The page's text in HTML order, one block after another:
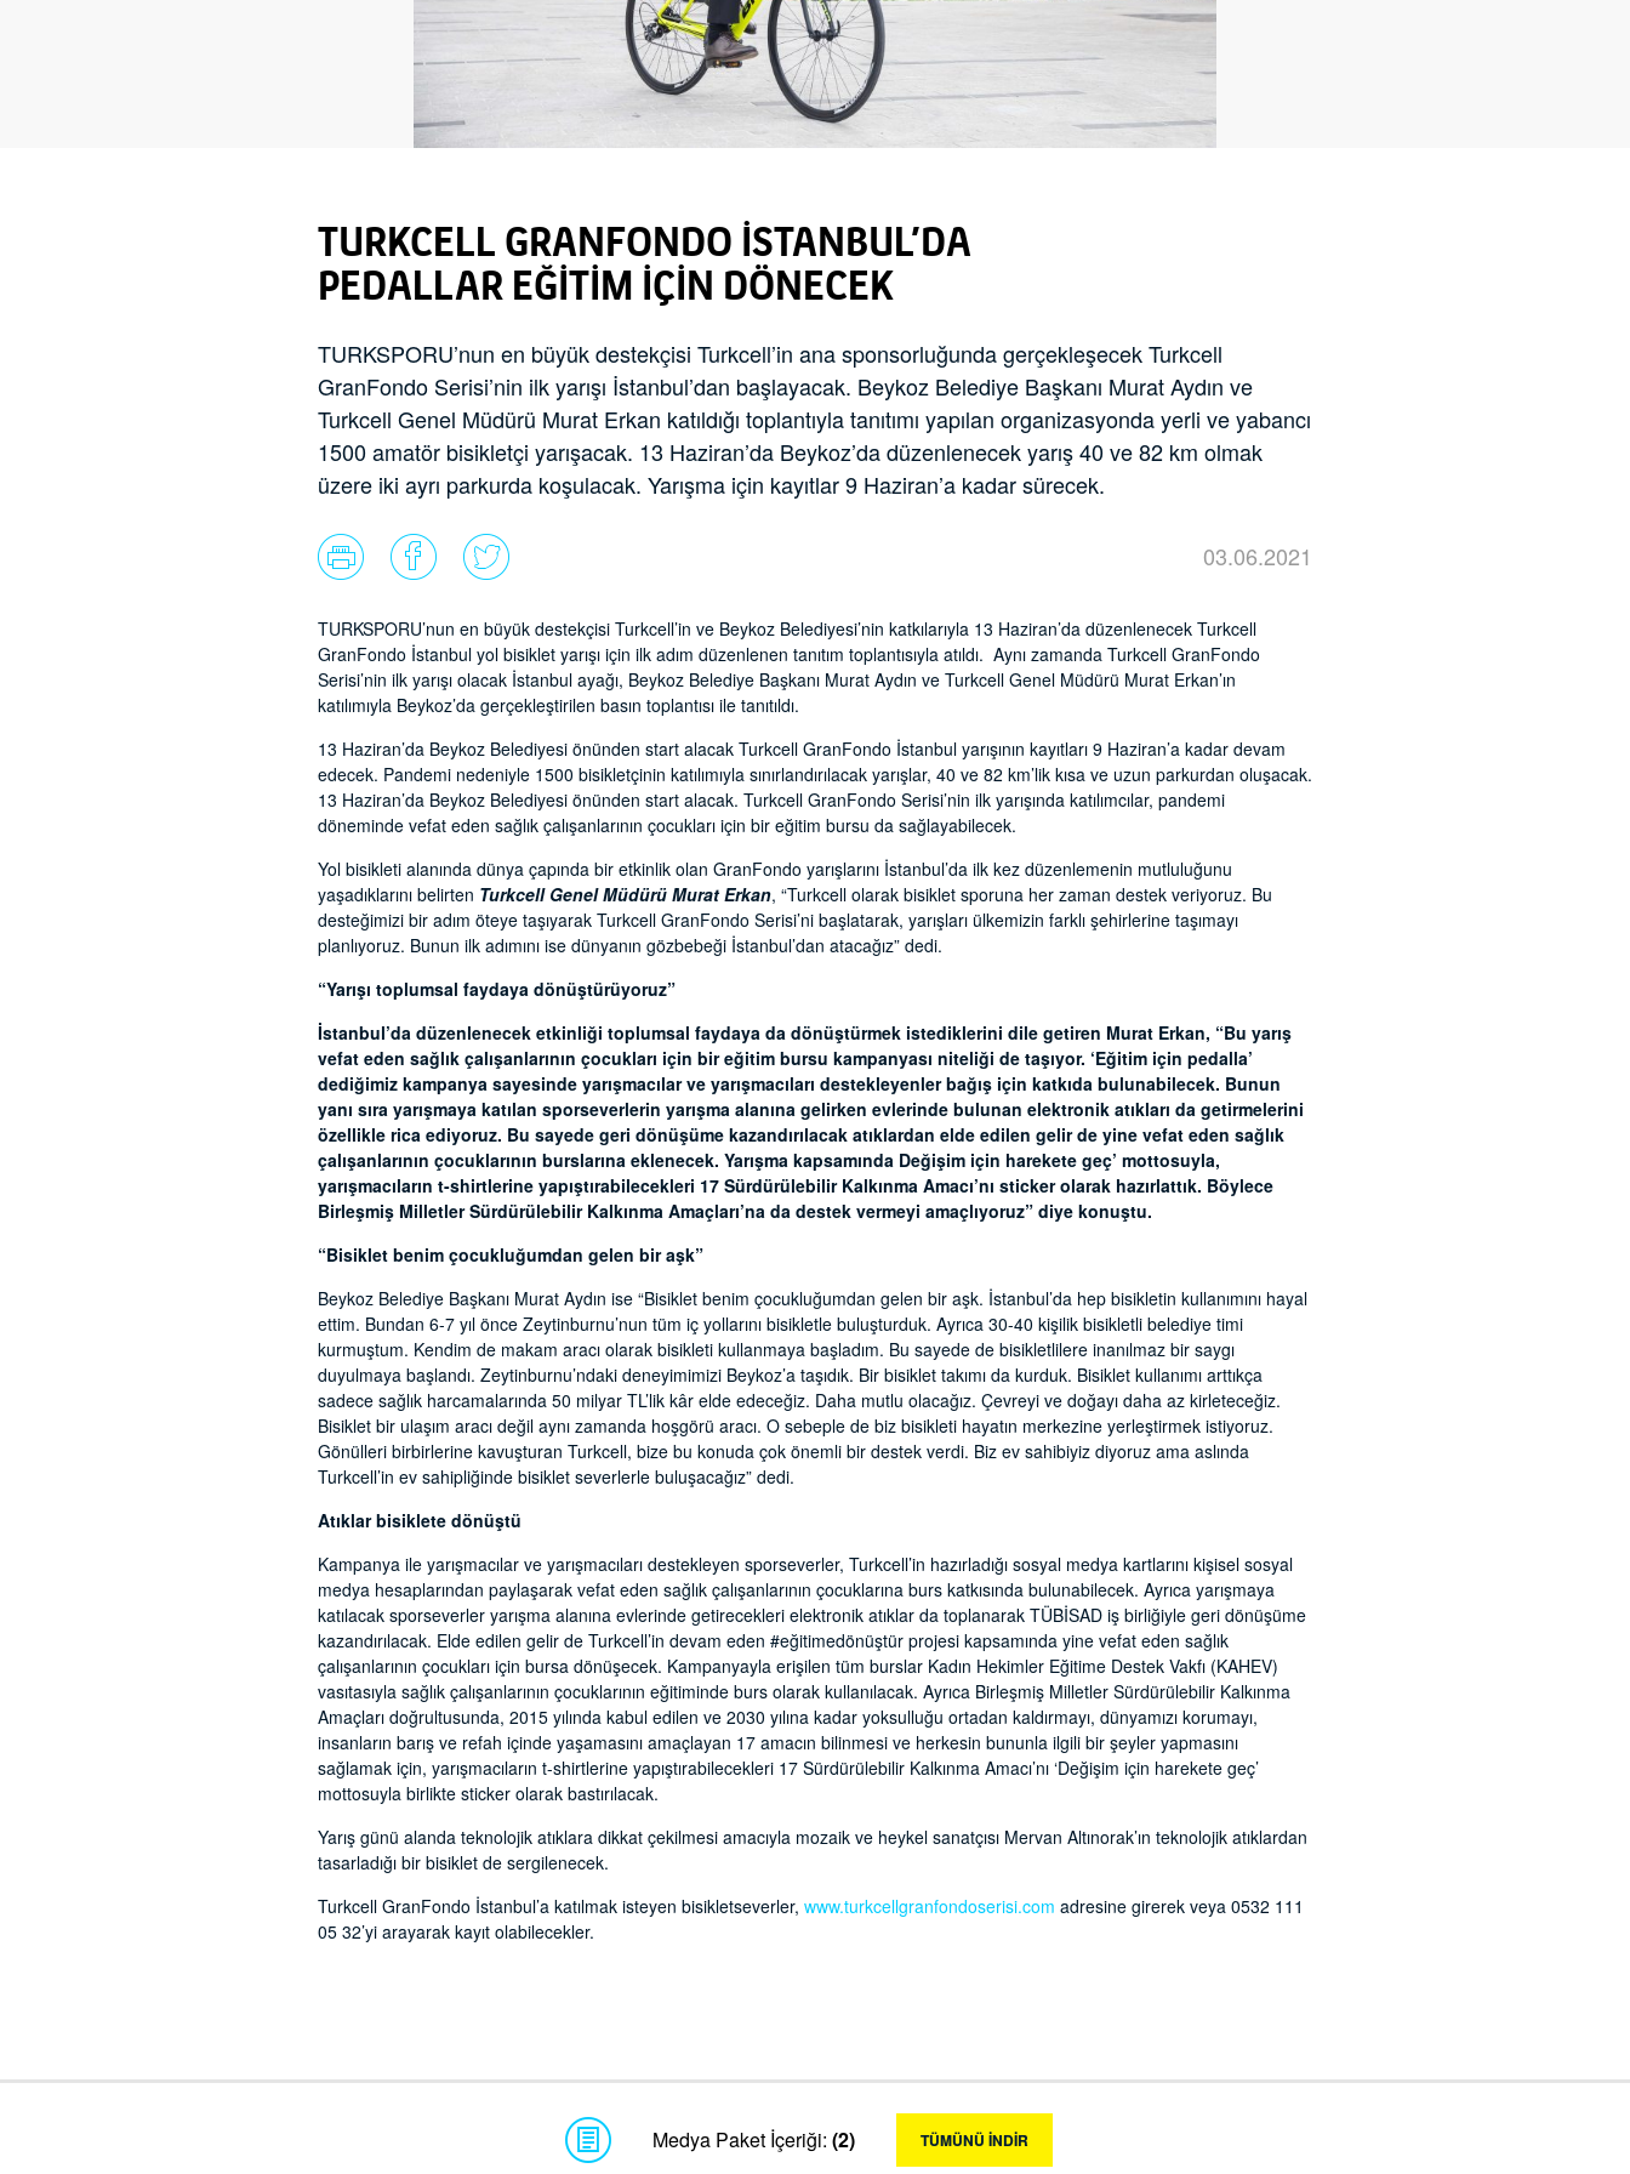
TURKCELL GRANFONDO İSTANBUL’DA
PEDALLAR EĞİTİM İÇİN DÖNECEK
TURKSPORU’nun en büyük destekçisi Turkcell’in ana sponsorluğunda gerçekleşecek Turkcell
GranFondo Serisi’nin ilk yarışı İstanbul’dan başlayacak. Beykoz Belediye Başkanı Murat Aydın ve
Turkcell Genel Müdürü Murat Erkan katıldığı toplantıyla tanıtımı yapılan organizasyonda yerli ve yabancı
1500 amatör bisikletçi yarışacak. 13 Haziran’da Beykoz’da düzenlenecek yarış 40 ve 82 km olmak
üzere iki ayrı parkurda koşulacak. Yarışma için kayıtlar 9 Haziran’a kadar sürecek.
03.06.2021
TURKSPORU’nun en büyük destekçisi Turkcell’in ve Beykoz Belediyesi’nin katkılarıyla 13 Haziran’da düzenlenecek Turkcell
GranFondo İstanbul yol bisiklet yarışı için ilk adım düzenlenen tanıtım toplantısıyla atıldı. Aynı zamanda Turkcell GranFondo
Serisi’nin ilk yarışı olacak İstanbul ayağı, Beykoz Belediye Başkanı Murat Aydın ve Turkcell Genel Müdürü Murat Erkan’ın
katılımıyla Beykoz’da gerçekleştirilen basın toplantısı ile tanıtıldı.
13 Haziran’da Beykoz Belediyesi önünden start alacak Turkcell GranFondo İstanbul yarışının kayıtları 9 Haziran’a kadar devam
edecek. Pandemi nedeniyle 1500 bisikletçinin katılımıyla sınırlandırılacak yarışlar, 40 ve 82 km’lik kısa ve uzun parkurdan oluşacak.
13 Haziran’da Beykoz Belediyesi önünden start alacak. Turkcell GranFondo Serisi’nin ilk yarışında katılımcılar, pandemi
döneminde vefat eden sağlık çalışanlarının çocukları için bir eğitim bursu da sağlayabilecek.
Yol bisikleti alanında dünya çapında bir etkinlik olan GranFondo yarışlarını İstanbul’da ilk kez düzenlemenin mutluluğunu
yaşadıklarını belirten Turkcell Genel Müdürü Murat Erkan, “Turkcell olarak bisiklet sporuna her zaman destek veriyoruz. Bu
desteğimizi bir adım öteye taşıyarak Turkcell GranFondo Serisi’ni başlatarak, yarışları ülkemizin farklı şehirlerine taşımayı
planlıyoruz. Bunun ilk adımını ise dünyanın gözbebeği İstanbul’dan atacağız” dedi.
“Yarışı toplumsal faydaya dönüştürüyoruz”
İstanbul’da düzenlenecek etkinliği toplumsal faydaya da dönüştürmek istediklerini dile getiren Murat Erkan, “Bu yarış
vefat eden sağlık çalışanlarının çocukları için bir eğitim bursu kampanyası niteliği de taşıyor. ‘Eğitim için pedalla’
dediğimiz kampanya sayesinde yarışmacılar ve yarışmacıları destekleyenler bağış için katkıda bulunabilecek. Bunun
yanı sıra yarışmaya katılan sporseverlerin yarışma alanına gelirken evlerinde bulunan elektronik atıkları da getirmelerini
özellikle rica ediyoruz. Bu sayede geri dönüşüme kazandırılacak atıklardan elde edilen gelir de yine vefat eden sağlık
çalışanlarının çocuklarının burslarına eklenecek. Yarışma kapsamında Değişim için harekete geç’ mottosuyla,
yarışmacıların t-shirtlerine yapıştırabilecekleri 17 Sürdürülebilir Kalkınma Amacı’nı sticker olarak hazırlattık. Böylece
Birleşmiş Milletler Sürdürülebilir Kalkınma Amaçları’na da destek vermeyi amaçlıyoruz” diye konuştu.
“Bisiklet benim çocukluğumdan gelen bir aşk”
Beykoz Belediye Başkanı Murat Aydın ise “Bisiklet benim çocukluğumdan gelen bir aşk. İstanbul’da hep bisikletin kullanımını hayal
ettim. Bundan 6-7 yıl önce Zeytinburnu’nun tüm iç yollarını bisikletle buluşturduk. Ayrıca 30-40 kişilik bisikletli belediye timi
kurmuştum. Kendim de makam aracı olarak bisikleti kullanmaya başladım. Bu sayede de bisikletlilere inanılmaz bir saygı
duyulmaya başlandı. Zeytinburnu’ndaki deneyimimizi Beykoz’a taşıdık. Bir bisiklet takımı da kurduk. Bisiklet kullanımı arttıkça
sadece sağlık harcamalarında 50 milyar TL’lik kâr elde edeceğiz. Daha mutlu olacağız. Çevreyi ve doğayı daha az kirleteceğiz.
Bisiklet bir ulaşım aracı değil aynı zamanda hoşgörü aracı. O sebeple de biz bisikleti hayatın merkezine yerleştirmek istiyoruz.
Gönülleri birbirlerine kavuşturan Turkcell, bize bu konuda çok önemli bir destek verdi. Biz ev sahibiyiz diyoruz ama aslında
Turkcell’in ev sahipliğinde bisiklet severlerle buluşacağız” dedi.
Atıklar bisiklete dönüştü
Kampanya ile yarışmacılar ve yarışmacıları destekleyen sporseverler, Turkcell’in hazırladığı sosyal medya kartlarını kişisel sosyal
medya hesaplarından paylaşarak vefat eden sağlık çalışanlarının çocuklarına burs katkısında bulunabilecek. Ayrıca yarışmaya
katılacak sporseverler yarışma alanına evlerinde getirecekleri elektronik atıklar da toplanarak TÜBİSAD iş birliğiyle geri dönüşüme
kazandırılacak. Elde edilen gelir de Turkcell’in devam eden #eğitimedönüştür projesi kapsamında yine vefat eden sağlık
çalışanlarının çocukları için bursa dönüşecek. Kampanyayla erişilen tüm burslar Kadın Hekimler Eğitime Destek Vakfı (KAHEV)
vasıtasıyla sağlık çalışanlarının çocuklarının eğitiminde burs olarak kullanılacak. Ayrıca Birleşmiş Milletler Sürdürülebilir Kalkınma
Amaçları doğrultusunda, 2015 yılında kabul edilen ve 2030 yılına kadar yoksulluğu ortadan kaldırmayı, dünyamızı korumayı,
insanların barış ve refah içinde yaşamasını amaçlayan 17 amacın bilinmesi ve herkesin bununla ilgili bir şeyler yapmasını
sağlamak için, yarışmacıların t-shirtlerine yapıştırabilecekleri 17 Sürdürülebilir Kalkınma Amacı’nı ‘Değişim için harekete geç’
mottosuyla birlikte sticker olarak bastırılacak.
Yarış günü alanda teknolojik atıklara dikkat çekilmesi amacıyla mozaik ve heykel sanatçısı Mervan Altınorak’ın teknolojik atıklardan
tasarladığı bir bisiklet de sergilenecek.
Turkcell GranFondo İstanbul’a katılmak isteyen bisikletseverler, www.turkcellgranfondoserisi.com adresine girerek veya 0532 111
05 32’yi arayarak kayıt olabilecekler.
Medya Paket İçeriği: (2) TÜMÜNÜ İNDİR